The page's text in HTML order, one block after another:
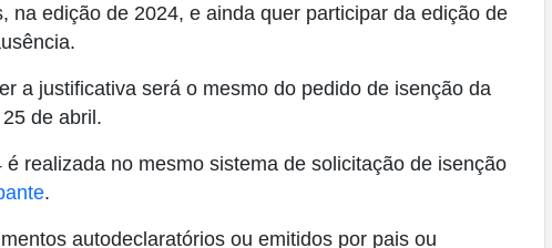
na edição de 2024, e ainda quer participar da edição de
a justificativa será o mesmo do pedido de isenção da
de abril.
realizada no mesmo sistema de solicitação de isenção
.
autodeclaratórios ou emitidos por pais ou